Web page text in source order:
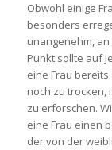
Obwohl einige
besonders
unangenehm,
Punkt sollte auf
eine Frau
noch zu trocken,
zu erforschen.
eine Frau einen
der von der